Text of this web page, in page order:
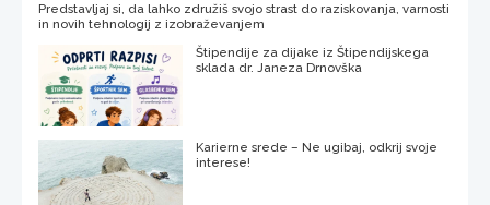
Predstavljaj si, da lahko združiš svojo strast do raziskovanja, varnosti
in novih tehnologij z izobraževanjem
Štipendije za dijake iz Štipendijskega
sklada dr. Janeza Drnovška
Karierne srede – Ne ugibaj, odkrij svoje
interese!